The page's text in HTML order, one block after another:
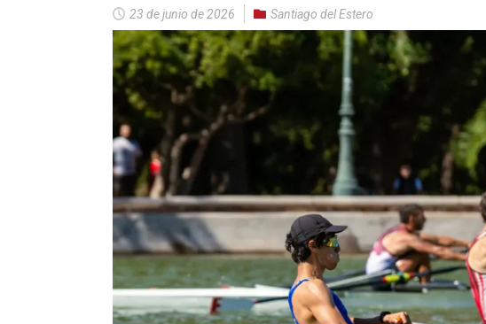
23 de junio de 2026 Santiago del Estero